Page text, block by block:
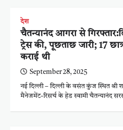
देश
चैतन्यानंद आगरा से
ट्रेस की, पूछताछ जारी; 17
कराई थी
September 28, 2025
नई दिल्ली – दिल्ली के वसंत कुंज स्थित श्री
मैनेजमेंट-रिसर्च के हेड स्वामी चैतन्यानंद